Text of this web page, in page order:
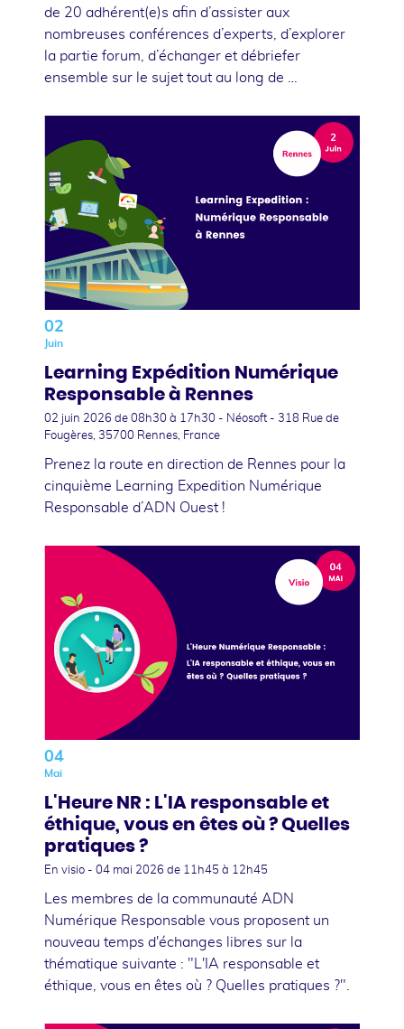
de 20 adhérent(e)s afin d’assister aux
nombreuses conférences d’experts, d’explorer
la partie forum, d’échanger et débriefer
ensemble sur le sujet tout au long de …
02
Juin
Learning Expédition Numérique
Responsable à Rennes
02 juin 2026 de 08h30 à 17h30 - Néosoft - 318 Rue de
Fougères, 35700 Rennes, France
Prenez la route en direction de Rennes pour la
cinquième Learning Expedition Numérique
Responsable d’ADN Ouest !
04
Mai
L'Heure NR : L'IA responsable et
éthique, vous en êtes où ? Quelles
pratiques ?
En visio - 04 mai 2026 de 11h45 à 12h45
Les membres de la communauté ADN
Numérique Responsable vous proposent un
nouveau temps d'échanges libres sur la
thématique suivante : "L'IA responsable et
éthique, vous en êtes où ? Quelles pratiques ?".